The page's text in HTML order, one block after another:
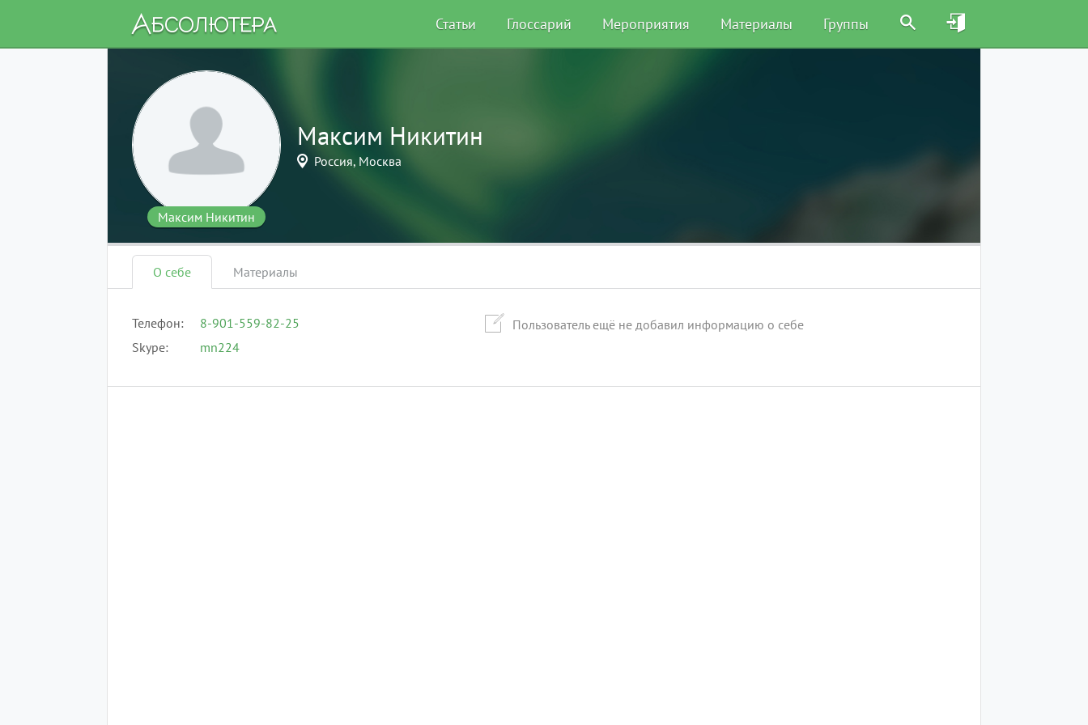
Статьи Глоссарий Мероприятия Материалы Группы
Максим Никитин
Максим Никитин
Россия, Москва
О себе Материалы
Телефон
8-901-559-82-25
Skype
mn224
Пользователь ещё не добавил информацию о себе